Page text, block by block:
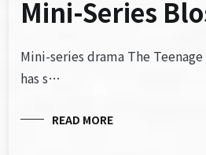
Mini-Series
Mini-series drama The
has s…
READ MORE